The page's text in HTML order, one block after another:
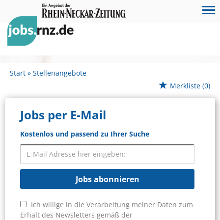
Start
Stellenangebote
Merkliste (0)
Jobs per E-Mail
Kostenlos und passend zu Ihrer Suche
Jobs abonnieren
Ich willige in die Verarbeitung meiner Daten zum
Erhalt des Newsletters gemäß der